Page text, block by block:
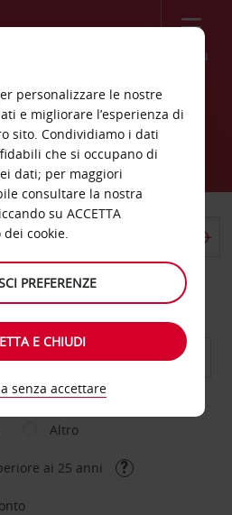
Menù
Victoria
diversa
AL GIORNO
Altro
ai 25 anni
personalizzare le nostre
e migliorare l’esperienza di
sito. Condividiamo i dati
che si occupano di
dati; per maggiori
consultare la nostra
su ACCETTA
dei cookie.
PREFERENZE
E CHIUDI
senza accettare